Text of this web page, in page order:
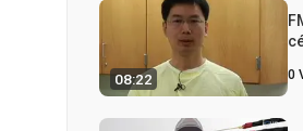
08:22 0